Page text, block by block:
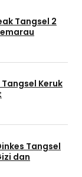
Tangsel 2
Keruk
Tangsel
dan